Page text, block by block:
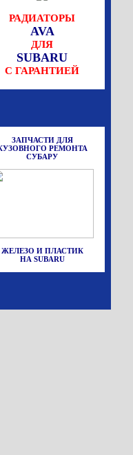
РАДИАТОРЫ
AVA
ДЛЯ
SUBARU
С ГАРАНТИЕЙ
ЗАПЧАСТИ ДЛЯ
РЕМОНТА
СУБАРУ
ЖЕЛЕЗО И ПЛАСТИК
НА SUBARU